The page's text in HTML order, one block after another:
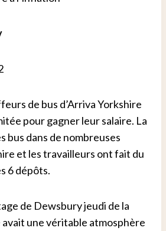
de bus d’Arriva Yorkshire
pour gagner leur salaire. La
bus dans de nombreuses
et les travailleurs ont fait du
6 dépôts.
de Dewsbury jeudi de la
une véritable atmosphère